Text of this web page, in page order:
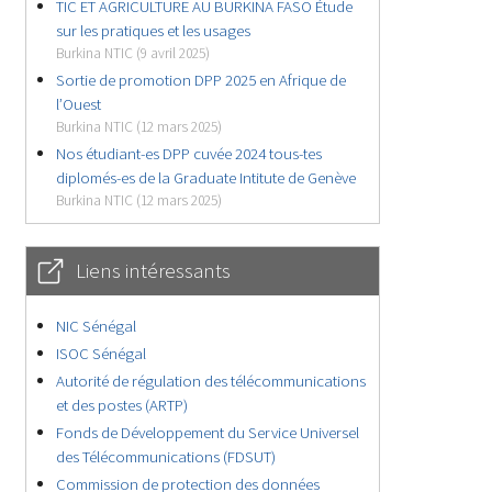
TIC ET AGRICULTURE AU BURKINA FASO Étude
sur les pratiques et les usages
Burkina NTIC (9 avril 2025)
Sortie de promotion DPP 2025 en Afrique de
l’Ouest
Burkina NTIC (12 mars 2025)
Nos étudiant-es DPP cuvée 2024 tous-tes
diplomés-es de la Graduate Intitute de Genève
Burkina NTIC (12 mars 2025)
Liens intéressants
NIC Sénégal
ISOC Sénégal
Autorité de régulation des télécommunications
et des postes (ARTP)
Fonds de Développement du Service Universel
des Télécommunications (FDSUT)
Commission de protection des données